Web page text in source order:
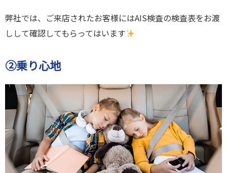
弊社では、ご来店されたお客様にはAIS検査の検査表をお渡
しして確認してもらってはいます
②乗り心地